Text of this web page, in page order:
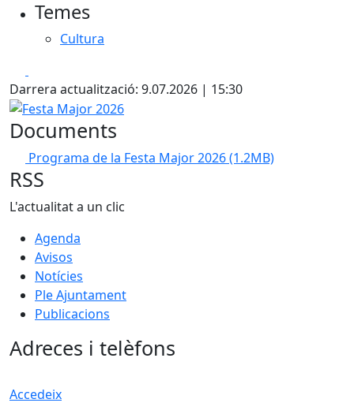
Temes
Cultura
Darrera actualització: 9.07.2026 | 15:30
Festa Major 2026
Documents
Programa de la Festa Major 2026(1.2MB)
RSS
L'actualitat a un clic
Agenda
Avisos
Notícies
Ple Ajuntament
Publicacions
Adreces i telèfons
Accedeix